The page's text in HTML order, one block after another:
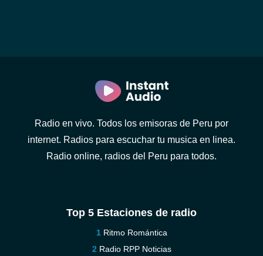
Radio en vivo. Todos los emisoras de Peru por
internet. Radios para escuchar tu musica en linea.
Radio online, radios del Peru para todos.
Top 5 Estaciones de radio
Ritmo Romántica
Radio RPP Noticias